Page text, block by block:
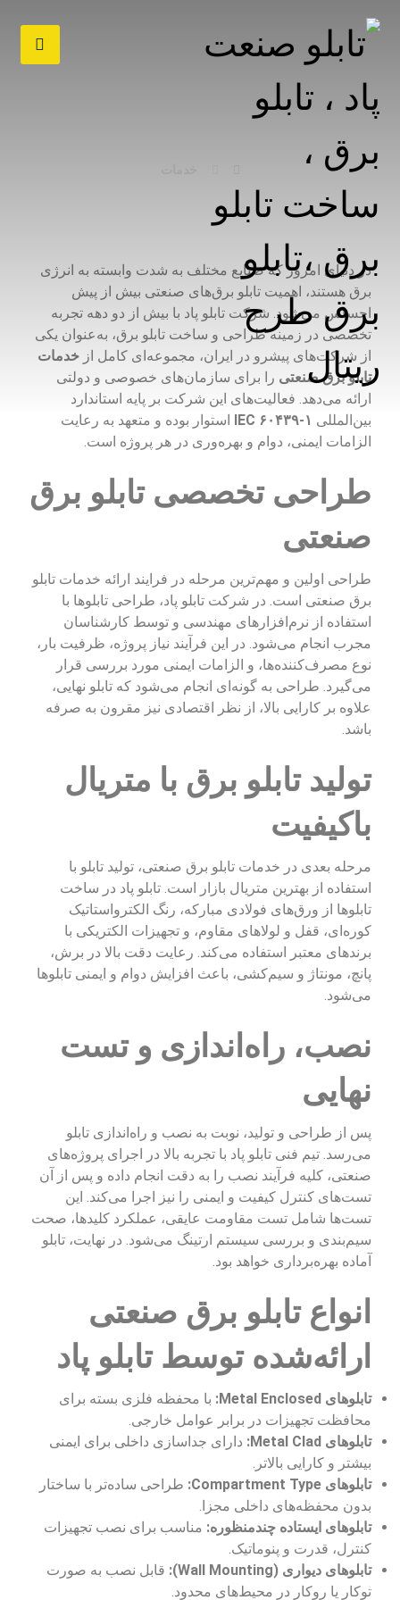
در دنیای امروز که صنایع مختلف به شدت وابسته به انرژی
برق هستند، اهمیت تابلو برق‌های صنعتی بیش از پیش
احساس می‌شود. شرکت تابلو پاد با بیش از دو دهه تجربه
تخصصی در زمینه طراحی و ساخت تابلو برق، به‌عنوان یکی
از شرکت‌های پیشرو در ایران، مجموعه‌ای کامل ازخدمات
تابلو برق صنعتی را برای سازمان‌های خصوصی و دولتی
ارائه می‌دهد. فعالیت‌های این شرکت بر پایه استاندارد
بین‌المللی IEC ۶۰۴۳۹-۱ استوار بوده و متعهد به رعایت
الزامات ایمنی، دوام و بهره‌وری در هر پروژه است.
طراحی تخصصی تابلو برق
صنعتی
طراحی اولین و مهم‌ترین مرحله در فرایند ارائه خدمات تابلو
برق صنعتی است. در شرکت تابلو پاد، طراحی تابلوها با
استفاده از نرم‌افزارهای مهندسی و توسط کارشناسان
مجرب انجام می‌شود. در این فرآیند نیاز پروژه، ظرفیت بار،
نوع مصرف‌کننده‌ها، و الزامات ایمنی مورد بررسی قرار
می‌گیرد. طراحی به گونه‌ای انجام می‌شود که تابلو نهایی،
علاوه بر کارایی بالا، از نظر اقتصادی نیز مقرون به صرفه
باشد.
تولید تابلو برق با متریال
باکیفیت
مرحله بعدی در خدمات تابلو برق صنعتی، تولید تابلو با
استفاده از بهترین متریال بازار است. تابلو پاد در ساخت
تابلوها از ورق‌های فولادی مبارکه، رنگ الکترواستاتیک
کوره‌ای، قفل و لولاهای مقاوم، و تجهیزات الکتریکی با
برندهای معتبر استفاده می‌کند. رعایت دقت بالا در برش،
پانچ، مونتاژ و سیم‌کشی، باعث افزایش دوام و ایمنی تابلوها
می‌شود.
نصب، راه‌اندازی و تست
نهایی
پس از طراحی و تولید، نوبت به نصب و راه‌اندازی تابلو
می‌رسد. تیم فنی تابلو پاد با تجربه بالا در اجرای پروژه‌های
صنعتی، کلیه فرآیند نصب را به دقت انجام داده و پس از آن
تست‌های کنترل کیفیت و ایمنی را نیز اجرا می‌کند. این
تست‌ها شامل تست مقاومت عایقی، عملکرد کلیدها، صحت
سیم‌بندی و بررسی سیستم ارتینگ می‌شود. در نهایت، تابلو
آماده بهره‌برداری خواهد بود.
انواع تابلو برق صنعتی
ارائه‌شده توسط تابلو پاد
تابلوهای Metal Enclosed:
با محفظه فلزی بسته برای
محافظت تجهیزات در برابر عوامل خارجی.
تابلوهای Metal Clad:
دارای جداسازی داخلی برای ایمنی
بیشتر و کارایی بالاتر.
تابلوهای Compartment Type:
طراحی ساده‌تر با ساختار
بدون محفظه‌های داخلی مجزا.
تابلوهای ایستاده چندمنظوره: مناسب برای نصب تجهیزات
کنترل، قدرت و پنوماتیک.
تابلوهای دیواری (Wall Mounting):
قابل نصب به صورت
توکار یا روکار در محیط‌های محدود.